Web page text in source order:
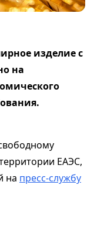
изделие с
на
ЕАЭС,
на пресс-службу